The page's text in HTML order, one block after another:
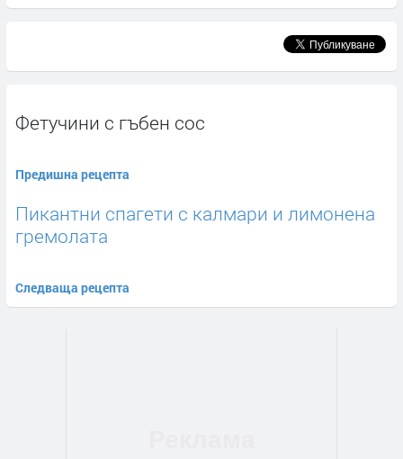
Фетучини с гъбен сос
Предишна рецепта
Пикантни спагети с калмари и лимонена
гремолата
Следваща рецепта